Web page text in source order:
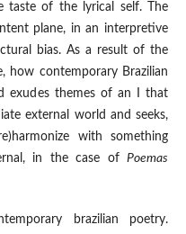
taste of the lyrical self. The
plane, in an interpretive
bias. As a result of the
how contemporary Brazilian
exudes themes of an I that
external world and seeks,
with something
in the case ofPoemas
brazilian poetry.